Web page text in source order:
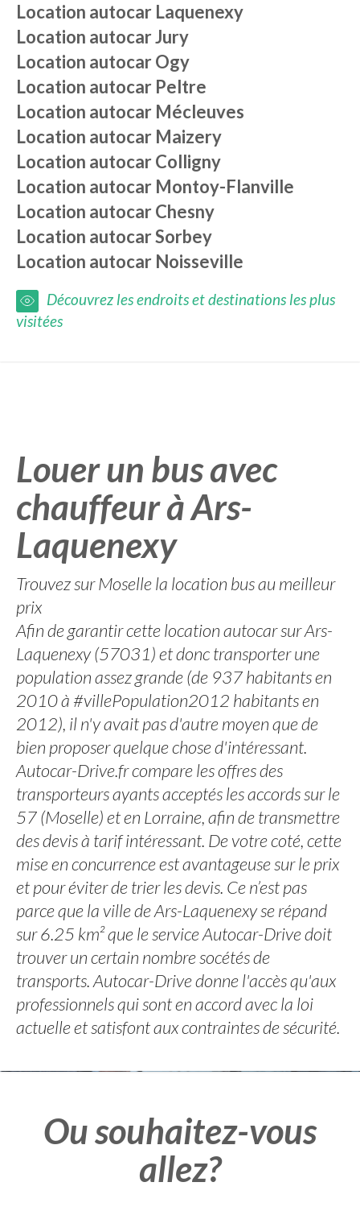
Location autocar Laquenexy
Location autocarJury
Location autocarOgy
Location autocar Peltre
Location autocar Mécleuves
Location autocar Maizery
Location autocarColligny
Location autocar Montoy-Flanville
Location autocarChesny
Location autocarSorbey
Location autocar Noisseville
Découvrez les endroits et destinations les plus
visitées
Louer un bus avec
chauffeur à Ars-
Laquenexy
Trouvez sur Moselle la location bus au meilleur
prix
Afin de garantir cette location autocar sur Ars-
Laquenexy (57031) et donc transporter une
population assez grande (de 937 habitants en
2010 à #villePopulation2012 habitants en
2012), il n'y avait pas d'autre moyen que de
bien proposer quelque chose d'intéressant.
Autocar-Drive.fr compare les offres des
transporteurs ayants acceptés les accords sur le
57 (Moselle) et en Lorraine, afin de transmettre
des devis à tarif intéressant. De votre coté, cette
mise en concurrence est avantageuse sur le prix
et pour éviter de trier les devis. Ce n’est pas
parce que la ville de Ars-Laquenexy se répand
sur 6.25 km² que le service Autocar-Drive doit
trouver un certain nombre socétés de
transports. Autocar-Drive donne l'accès qu'aux
professionnels qui sont en accord avec la loi
actuelle et satisfont aux contraintes de sécurité.
Ou souhaitez-vous
allez?